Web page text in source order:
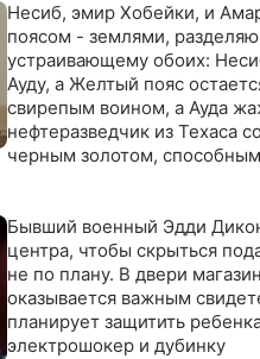
Несиб, эмир Хобейки, и
поясом - землями,
устраивающему обоих:
Ауду, а Желтый пояс
свирепым воином, а Ауда
нефтеразведчик из Техаса
черным золотом,
разгорается с новой
Бывший военный Эдди
центра, чтобы скрыться
не по плану. В двери
оказывается важным
планирует защитить
электрошокер и дубинку